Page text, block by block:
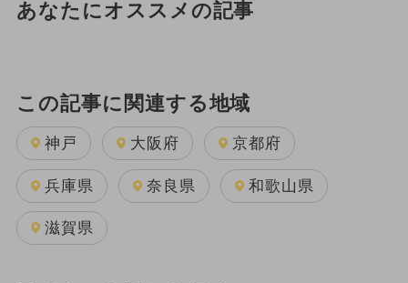
あなたにオススメの記事
この記事に関連する地域
神戸 大阪府 京都府
兵庫県 奈良県 和歌山県
滋賀県